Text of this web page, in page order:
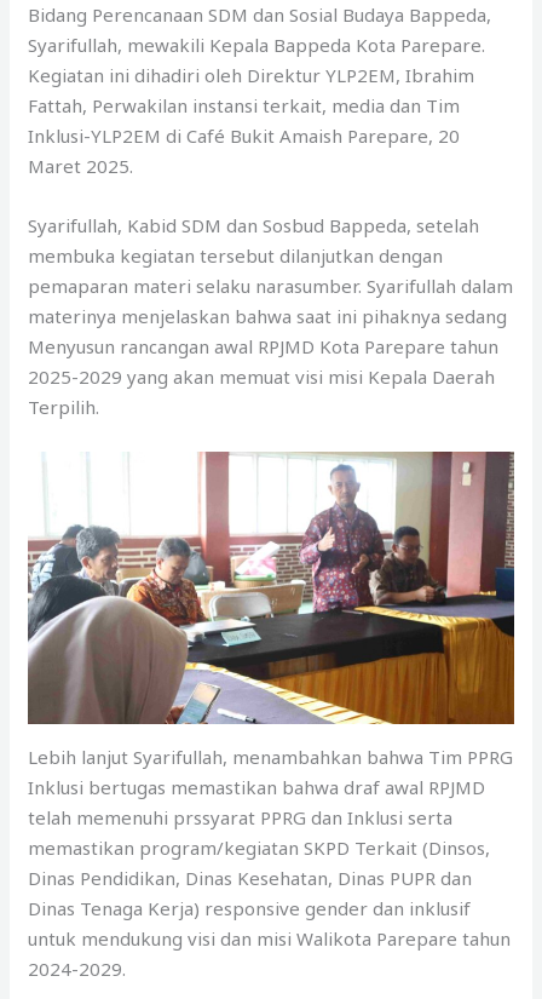
Bidang Perencanaan SDM dan Sosial Budaya Bappeda,
Syarifullah, mewakili Kepala Bappeda Kota Parepare.
Kegiatan ini dihadiri oleh Direktur YLP2EM, Ibrahim
Fattah, Perwakilan instansi terkait, media dan Tim
Inklusi-YLP2EM di Café Bukit Amaish Parepare, 20
Maret 2025.
Syarifullah, Kabid SDM dan Sosbud Bappeda, setelah
membuka kegiatan tersebut dilanjutkan dengan
pemaparan materi selaku narasumber. Syarifullah dalam
materinya menjelaskan bahwa saat ini pihaknya sedang
Menyusun rancangan awal RPJMD Kota Parepare tahun
2025-2029 yang akan memuat visi misi Kepala Daerah
Terpilih.
Lebih lanjut Syarifullah, menambahkan bahwa Tim PPRG
Inklusi bertugas memastikan bahwa draf awal RPJMD
telah memenuhi prssyarat PPRG dan Inklusi serta
memastikan program/kegiatan SKPD Terkait (Dinsos,
Dinas Pendidikan, Dinas Kesehatan, Dinas PUPR dan
Dinas Tenaga Kerja) responsive gender dan inklusif
untuk mendukung visi dan misi Walikota Parepare tahun
2024-2029.